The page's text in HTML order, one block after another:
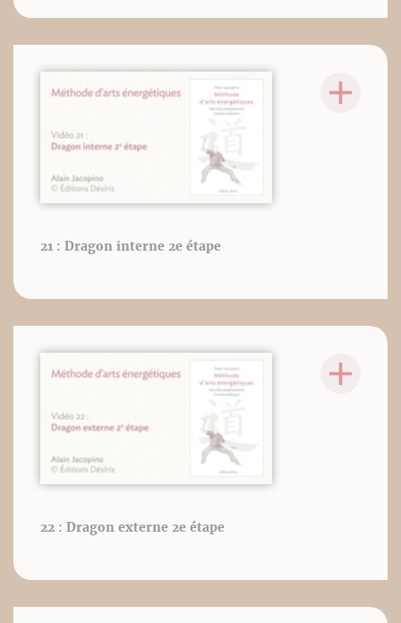
21 : Dragon interne 2e étape
22 : Dragon externe 2e étape